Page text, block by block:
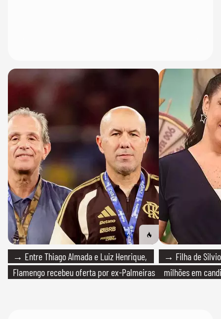
→ Entre Thiago Almada e Luiz Henrique,
Flamengo recebeu oferta por ex-Palmeiras
→ Filha de Silvio
milhões em